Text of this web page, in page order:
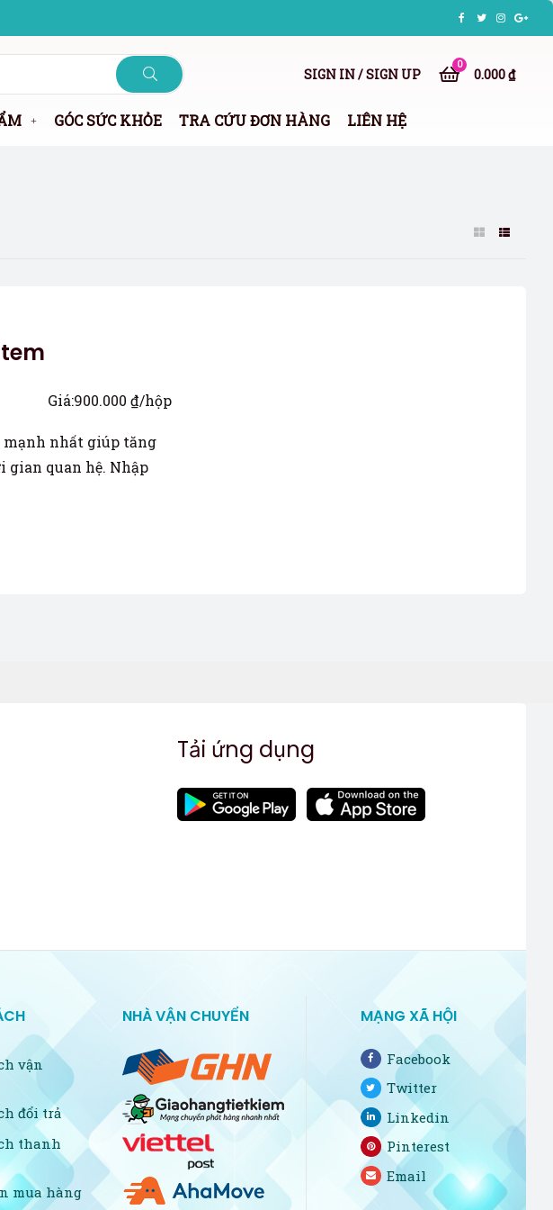
SIGN IN / SIGN UP
0
0.000 ₫
GÓC SỨC KHỎE TRA CỨU ĐƠN HÀNG LIÊN HỆ
Giá:900.000 ₫/hộp
mạnh nhất giúp tăng
gian quan hệ. Nhập
Tải ứng dụng
vận
đổi trả
thanh
mua hàng
NHÀ VẬN CHUYỂN MẠNG XÃ HỘI
Facebook
Twitter
Linkedin
Pinterest
Email